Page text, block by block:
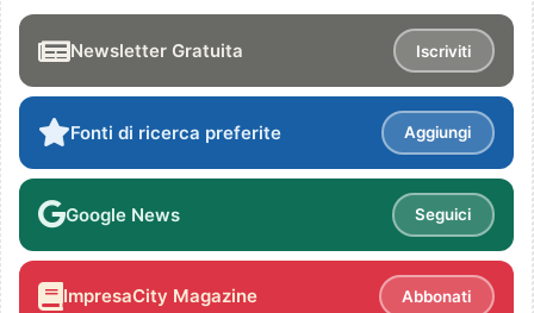
Newsletter Gratuita Iscriviti
Fonti di ricerca preferite Aggiungi
Google News Seguici
ImpresaCity Magazine Abbonati